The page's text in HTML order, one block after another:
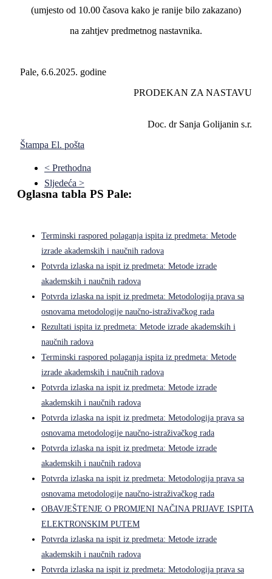
(umjesto od 10.00 časova kako je ranije bilo zakazano)
na zahtjev predmetnog nastavnika.
Pale, 6.6.2025. godine
PRODEKAN ZA NASTAVU
Doc. dr Sanja Golijanin s.r.
Štampa El. pošta
< Prethodna
Sljedeća >
Oglasna tabla PS Pale:
Terminski raspored polaganja ispita iz predmeta: Metode
izrade akademskih i naučnih radova
Potvrda izlaska na ispit iz predmeta: Metode izrade
akademskih i naučnih radova
Potvrda izlaska na ispit iz predmeta: Metodologija prava sa
osnovama metodologije naučno-istraživačkog rada
Rezultati ispita iz predmeta: Metode izrade akademskih i
naučnih radova
Terminski raspored polaganja ispita iz predmeta: Metode
izrade akademskih i naučnih radova
Potvrda izlaska na ispit iz predmeta: Metode izrade
akademskih i naučnih radova
Potvrda izlaska na ispit iz predmeta: Metodologija prava sa
osnovama metodologije naučno-istraživačkog rada
Potvrda izlaska na ispit iz predmeta: Metode izrade
akademskih i naučnih radova
Potvrda izlaska na ispit iz predmeta: Metodologija prava sa
osnovama metodologije naučno-istraživačkog rada
OBAVJEŠTENJE O PROMJENI NAČINA PRIJAVE ISPITA
ELEKTRONSKIM PUTEM
Potvrda izlaska na ispit iz predmeta: Metode izrade
akademskih i naučnih radova
Potvrda izlaska na ispit iz predmeta: Metodologija prava sa